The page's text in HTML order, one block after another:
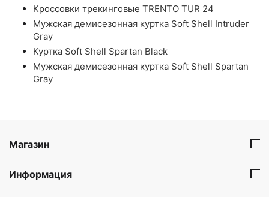
Кроссовки трекинговые TRENTO TUR 24
Мужская демисезонная куртка Soft Shell Intruder
Gray
Куртка Soft Shell Spartan Black
Мужская демисезонная куртка Soft Shell Spartan
Gray
Магазин
Информация